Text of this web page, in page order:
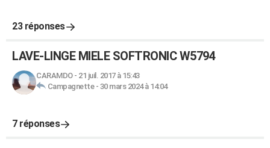
23 réponses
LAVE-LINGE MIELE SOFTRONIC W5794
CARAMDO- 21 juil. 2017 à 15:43
Campagnette- 30 mars 2024 à 14:04
7 réponses